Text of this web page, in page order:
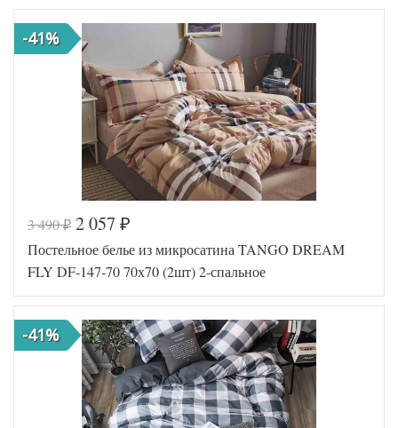
-41%
3 490₽ 2 057 ₽
Постельное белье из микросатина TANGO DREAM
FLY DF-147-70 70х70 (2шт) 2-спальное
-41%